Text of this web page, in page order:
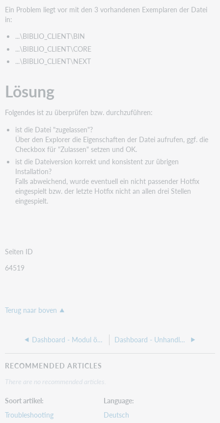
Ein Problem liegt vor mit den 3 vorhandenen Exemplaren der Datei
in:
...\BIBLIO_CLIENT\BIN
...\BIBLIO_CLIENT\CORE
...\BIBLIO_CLIENT\NEXT
Lösung
Folgendes ist zu überprüfen bzw. durchzuführen:
ist die Datei "zugelassen"?
Über den Explorer die Eigenschaften der Datei aufrufen, ggf. die
Checkbox für "Zulassen" setzen und OK.
ist die Dateiversion korrekt und konsistent zur übrigen
Installation?
Falls abweichend, wurde eventuell ein nicht passender Hotfix
eingespielt bzw. der letzte Hotfix nicht an allen drei Stellen
eingespielt.
Seiten ID
64519
Terug naar boven
Dashboard - Modul öffnet sich nicht Dashboard - Unhandled Exception
RECOMMENDED ARTICLES
There are no recommended articles.
Soort artikel
Troubleshooting
Language
Deutsch